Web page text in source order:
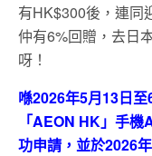
有HK$300後，連同
仲有6%回贈，去日
呀！
喺2026年5月13日至
「AEON HK」手機
功申請，並於2026